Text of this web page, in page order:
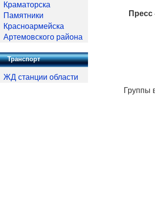
Пресс
Группы
Краматорска
Памятники
Красноармейска
Артемовского района
Транспорт
ЖД станции области